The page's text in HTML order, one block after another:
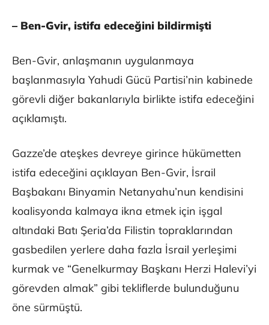
– Ben-Gvir, istifa edeceğini bildirmişti
Ben-Gvir, anlaşmanın uygulanmaya
başlanmasıyla Yahudi Gücü Partisi’nin kabinede
görevli diğer bakanlarıyla birlikte istifa edeceğini
açıklamıştı.
Gazze’de ateşkes devreye girince hükümetten
istifa edeceğini açıklayan Ben-Gvir, İsrail
Başbakanı Binyamin Netanyahu’nun kendisini
koalisyonda kalmaya ikna etmek için işgal
altındaki Batı Şeria’da Filistin topraklarından
gasbedilen yerlere daha fazla İsrail yerleşimi
kurmak ve “Genelkurmay Başkanı Herzi Halevi’yi
görevden almak” gibi tekliflerde bulunduğunu
öne sürmüştü.